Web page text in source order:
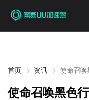
首页 资讯 使命召唤
使命召唤黑色